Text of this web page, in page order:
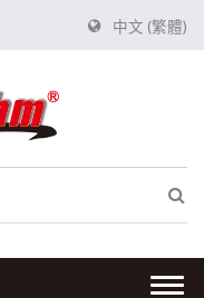
中文 (繁體)